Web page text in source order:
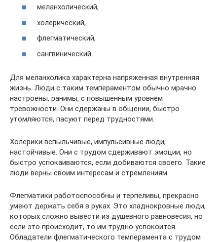
меланхолический,
холерический,
флегматический,
сангвинический.
Для меланхолика характерна напряженная внутренняя
жизнь. Люди с таким темпераментом обычно мрачно
настроены, ранимы, с повышенным уровнем
тревожности. Они сдержаны в общении, быстро
утомляются, пасуют перед трудностями.
Холерики вспыльчивые, импульсивные люди,
настойчивые. Они с трудом сдерживают эмоции, но
быстро успокаиваются, если добиваются своего. Такие
люди верны своим интересам и стремлениям.
Флегматики работоспособны и терпеливы, прекрасно
умеют держать себя в руках. Это хладнокровные люди,
которых сложно вывести из душевного равновесия, но
если это происходит, то им трудно успокоится.
Обладатели флегматического темперамента с трудом